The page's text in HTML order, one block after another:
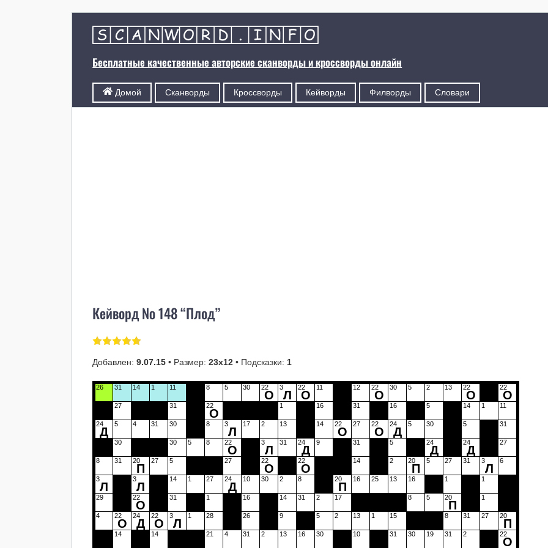
Бесплатные качественные авторские сканворды и кроссворды онлайн
Домой Сканворды Кроссворды Кейворды Филворды Словари
Кейворд № 148 “Плод”
Добавлен:9.07.15 • Размер:23х12 • Подсказки: 1
26 31 14 1 11 8 5 30 22
О
3
Л
22
О
11 12 22
О
30 5 2 13 22
О
22
О
27 31 22
О
1 16 31 16 5 14 1 11
24
Д
5 4 31 30 8 3
Л
17 2 13 14 22
О
27 22
О
24
Д
5 30 5 31
30 30 5 8 22
О
3
Л
31 24
Д
9 31 5 24
Д
24
Д
27
8 31 20
П
27 5 27 22
О
22
О
14 2 20
П
5 27 31 3
Л
6
3
Л
3
Л
14 1 27 24
Д
10 30 2 8 20
П
16 25 13 16 1 1
29 22
О
31 1 16 14 31 2 17 8 5 20
П
1
4 22
О
24
Д
22
О
3
Л
1 28 26 9 5 2 13 1 15 8 31 27 20
П
14 14 21 4 31 2 13 16 30 10 31 30 19 31 2 22
О